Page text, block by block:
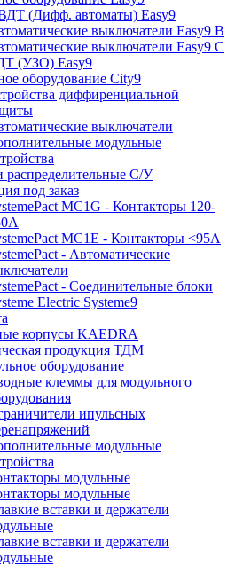
(Дифф. автоматы) Easy9
выключатели Easy9 В
выключатели Easy9 С
(УЗО) Easy9
оборудование City9
диффиренциальной
выключатели
модульные
распределительные C/У
под заказ
MC1G - Контакторы 120-
MC1E - Контакторы <95A
- Автоматические
- Соединительные блоки
Electric Systeme9
корпусы KAEDRA
продукция ТДМ
оборудование
клеммы для модульного
ипульсных
модульные
модульные
модульные
вставки и держатели
вставки и держатели